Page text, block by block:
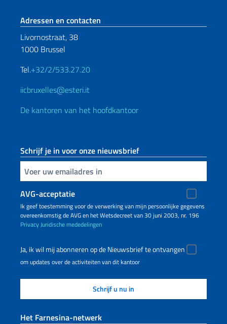
Voetregel sectie
Adressen en contacten
Livornostraat, 38
1000 Brussel
Tel.+32/2/533.27.20
iicbruxelles@esteri.it
De kantoren van het hoofdkantoor
Schrijf je in voor onze nieuwsbrief
Voer uw e-mailadres in
AVG-acceptatie
Ik geef toestemming voor de verwerking van mijn persoonlijke gegevens
overeenkomstig de AVG en het Wetsdecreet van 30 juni 2003, nr. 196
PrivacyJuridische mededelingen
Ja, ik wil mij abonneren op de Nieuwsbrief te ontvangen
om updates over de activiteiten van dit kantoor
Het Farnesina-netwerk